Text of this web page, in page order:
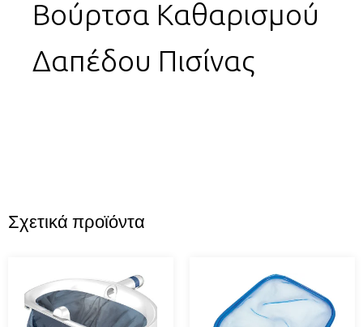
Βούρτσα Καθαρισμού
Δαπέδου Πισίνας
Σχετικά προϊόντα